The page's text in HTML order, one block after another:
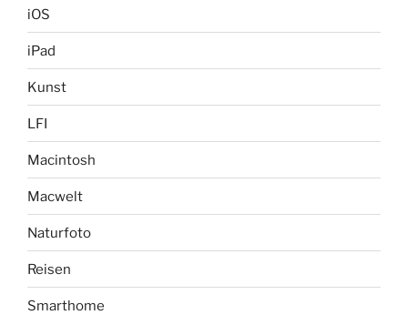
iOS
iPad
Kunst
LFI
Macintosh
Macwelt
Naturfoto
Reisen
Smarthome